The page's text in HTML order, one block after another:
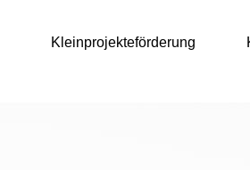
Kleinprojekteförderung